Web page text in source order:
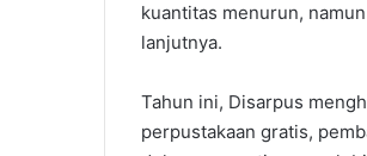
kuantitas menurun,
lanjutnya.
Tahun ini, Disarpus
perpustakaan gratis,